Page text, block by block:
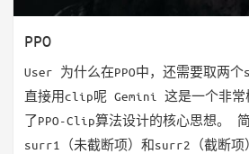
PPO
User 为什么在PPO中，还需要取两
直接用clip呢 Gemini 这是一个非常
了PPO-Clip算法设计的核心思想。
surr1（未截断项）和surr2（截断项